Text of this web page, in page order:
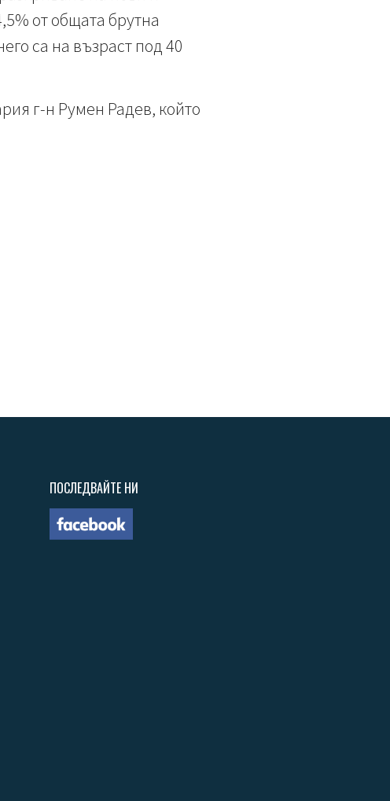
от общата брутна
са на възраст под 40
г-н Румен Радев, който
ПОСЛЕДВАЙТЕ НИ